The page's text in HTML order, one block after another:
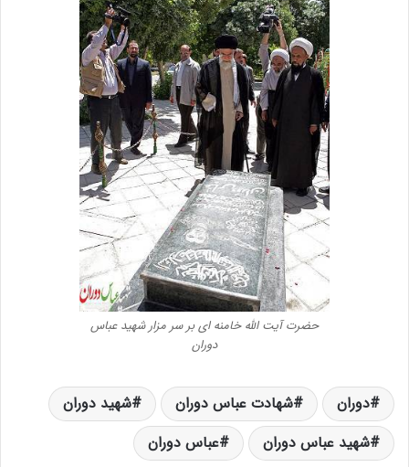
حضرت آیت الله خامنه ای بر سر مزار شهید عباس
دوران
دوران شهادت عباس دوران
شهید دوران
شهید عباس دوران
عباس دوران